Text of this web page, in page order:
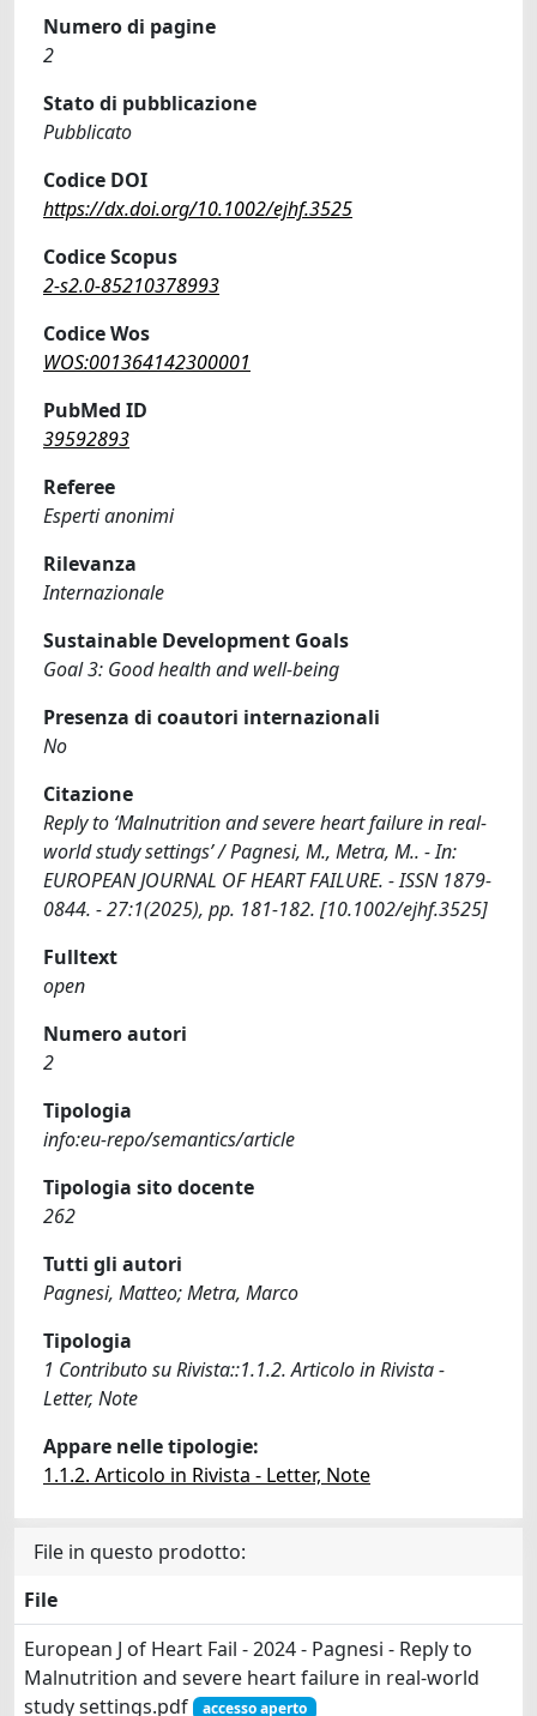
Numero di pagine
2
Stato di pubblicazione
Pubblicato
Codice DOI
https://dx.doi.org/10.1002/ejhf.3525
Codice Scopus
2-s2.0-85210378993
Codice Wos
WOS:001364142300001
PubMed ID
39592893
Referee
Esperti anonimi
Rilevanza
Internazionale
Sustainable Development Goals
Goal 3: Good health and well-being
Presenza di coautori internazionali
No
Citazione
Reply to ‘Malnutrition and severe heart failure in real-
world study settings’ / Pagnesi, M., Metra, M.. - In:
EUROPEAN JOURNAL OF HEART FAILURE. - ISSN 1879-
0844. - 27:1(2025), pp. 181-182. [10.1002/ejhf.3525]
Fulltext
open
Numero autori
2
Tipologia
info:eu-repo/semantics/article
Tipologia sito docente
262
Tutti gli autori
Pagnesi, Matteo; Metra, Marco
Tipologia
1 Contributo su Rivista::1.1.2. Articolo in Rivista -
Letter, Note
Appare nelle tipologie:
1.1.2. Articolo in Rivista - Letter, Note
File in questo prodotto:
File
European J of Heart Fail - 2024 - Pagnesi - Reply to
Malnutrition and severe heart failure in real‐world
study settings.pdf
accesso aperto